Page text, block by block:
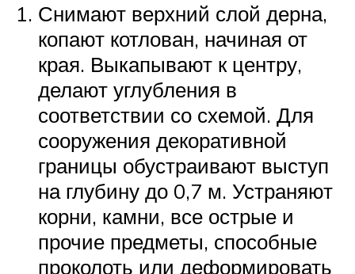
Снимают верхний слой дерна,
копают котлован, начиная от
края. Выкапывают к центру,
делают углубления в
соответствии со схемой. Для
сооружения декоративной
границы обустраивают выступ
на глубину до 0,7 м. Устраняют
корни, камни, все острые и
прочие предметы, способные
проколоть или деформировать